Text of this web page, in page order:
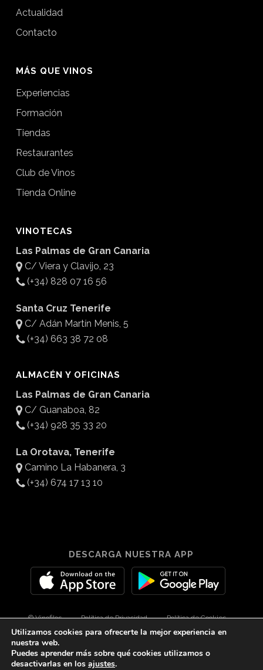
Actualidad
Contacto
MÁS QUE VINOS
Experiencias
Formación
Tiendas
Restaurantes
Club de Vinos
Tienda Online
VINOTECAS
Las Palmas de Gran Canaria
C/ Viera y Clavijo, 23
(+34) 828 07 16 56
Santa Cruz Tenerife
C/ Adán Martín Menis, 5
(+34) 663 38 72 08
ALMACÉN Y OFICINAS
Las Palmas de Gran Canaria
C/ Guanaboa, 82
(+34) 928 35 33 20
La Orotava, Tenerife
Camino La Habanera, 3
(+34) 674 17 13 10
DESCARGA NUESTRA APP
© Vinofilos Política de Privacidad Política de Cookies
Aviso Legal Diseño por 3Com Maketing
Utilizamos cookies para ofrecerte la mejor experiencia en
nuestra web.
Puedes aprender más sobre qué cookies utilizamos o
desactivarlas en los ajustes.